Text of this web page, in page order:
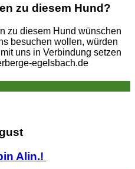
zu diesem Hund?
zu diesem Hund wünschen
besuchen wollen, würden
uns in Verbindung setzen
egelsbach.de
Alin.!